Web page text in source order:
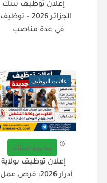
إعلان توظيف ببنك
الجزائر 2026 – توظيف
في عدة مناصب
اعلانات التوظيف
منذ بضع لحظات
إعلان توظيف بولاية
أدرار 2026: فرص عمل